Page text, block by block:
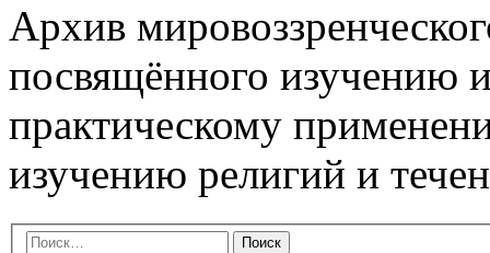
Архив
посвящённого изучению
практическому
изучению религий и